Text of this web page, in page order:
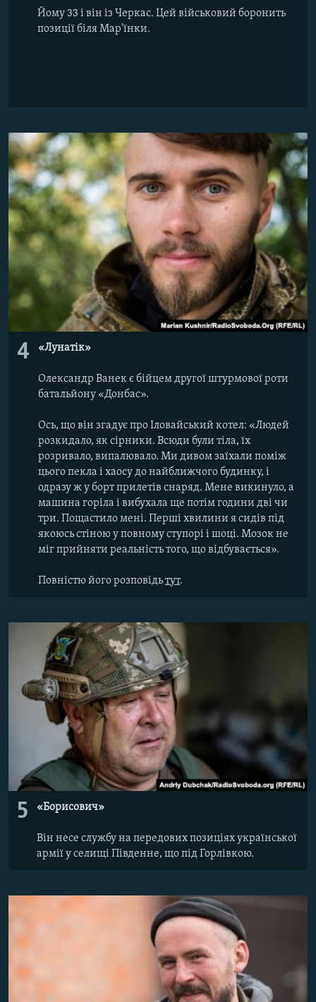
Йому 33 і він із Черкас. Цей військовий боронить
позиції біля Мар'їнки.
4 «Лунатік»​
Олександр Ванек є бійцем другої штурмової роти
батальйону «Донбас».
Ось, що він згадує про Іловайський котел: «Людей
розкидало, як сірники. Всюди були тіла, їх
розривало, випалювало. Ми дивом заїхали поміж
цього пекла і хаосу до найближчого будинку, і
одразу ж у борт прилетів снаряд. Мене викинуло, а
машина горіла і вибухала ще потім години дві чи
три. Пощастило мені. Перші хвилини я сидів під
якоюсь стіною у повному ступорі і шоці. Мозок не
міг прийняти реальність того, що відбувається».
Повністю його розповідьтут.
5 «Борисович»
Він несе службу на передових позиціях української
армії у селищі Південне, що під Горлівкою.